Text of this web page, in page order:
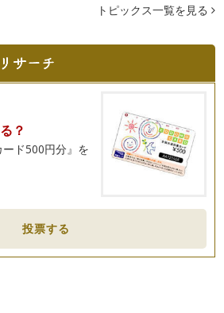
トピックス一覧を見る
？
ド500円分』を
投票する